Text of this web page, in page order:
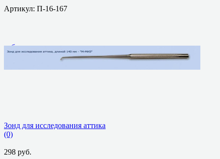
избранное сравнить
Артикул: П-16-167
Зонд для исследования аттика
(0)
298 руб.